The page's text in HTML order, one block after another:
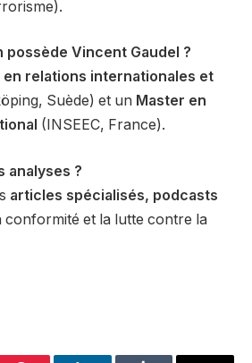
possède Vincent Gaudel ?
en relations internationales et
Suède) et un Master en
(INSEEC, France).
analyses ?
articles spécialisés, podcasts
conformité et la lutte contre la